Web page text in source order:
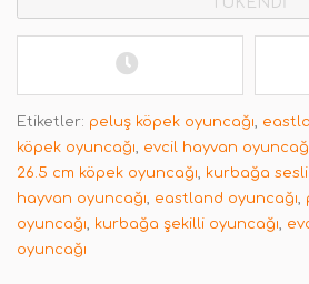
Etiketler: peluş köpek oyuncağı,
köpek oyuncağı, evcil hayvan
26.5 cm köpek oyuncağı, kurbağa sesli
hayvan oyuncağı, eastland oyuncağı,
oyuncağı, kurbağa şekilli oyuncağı,
oyuncağı